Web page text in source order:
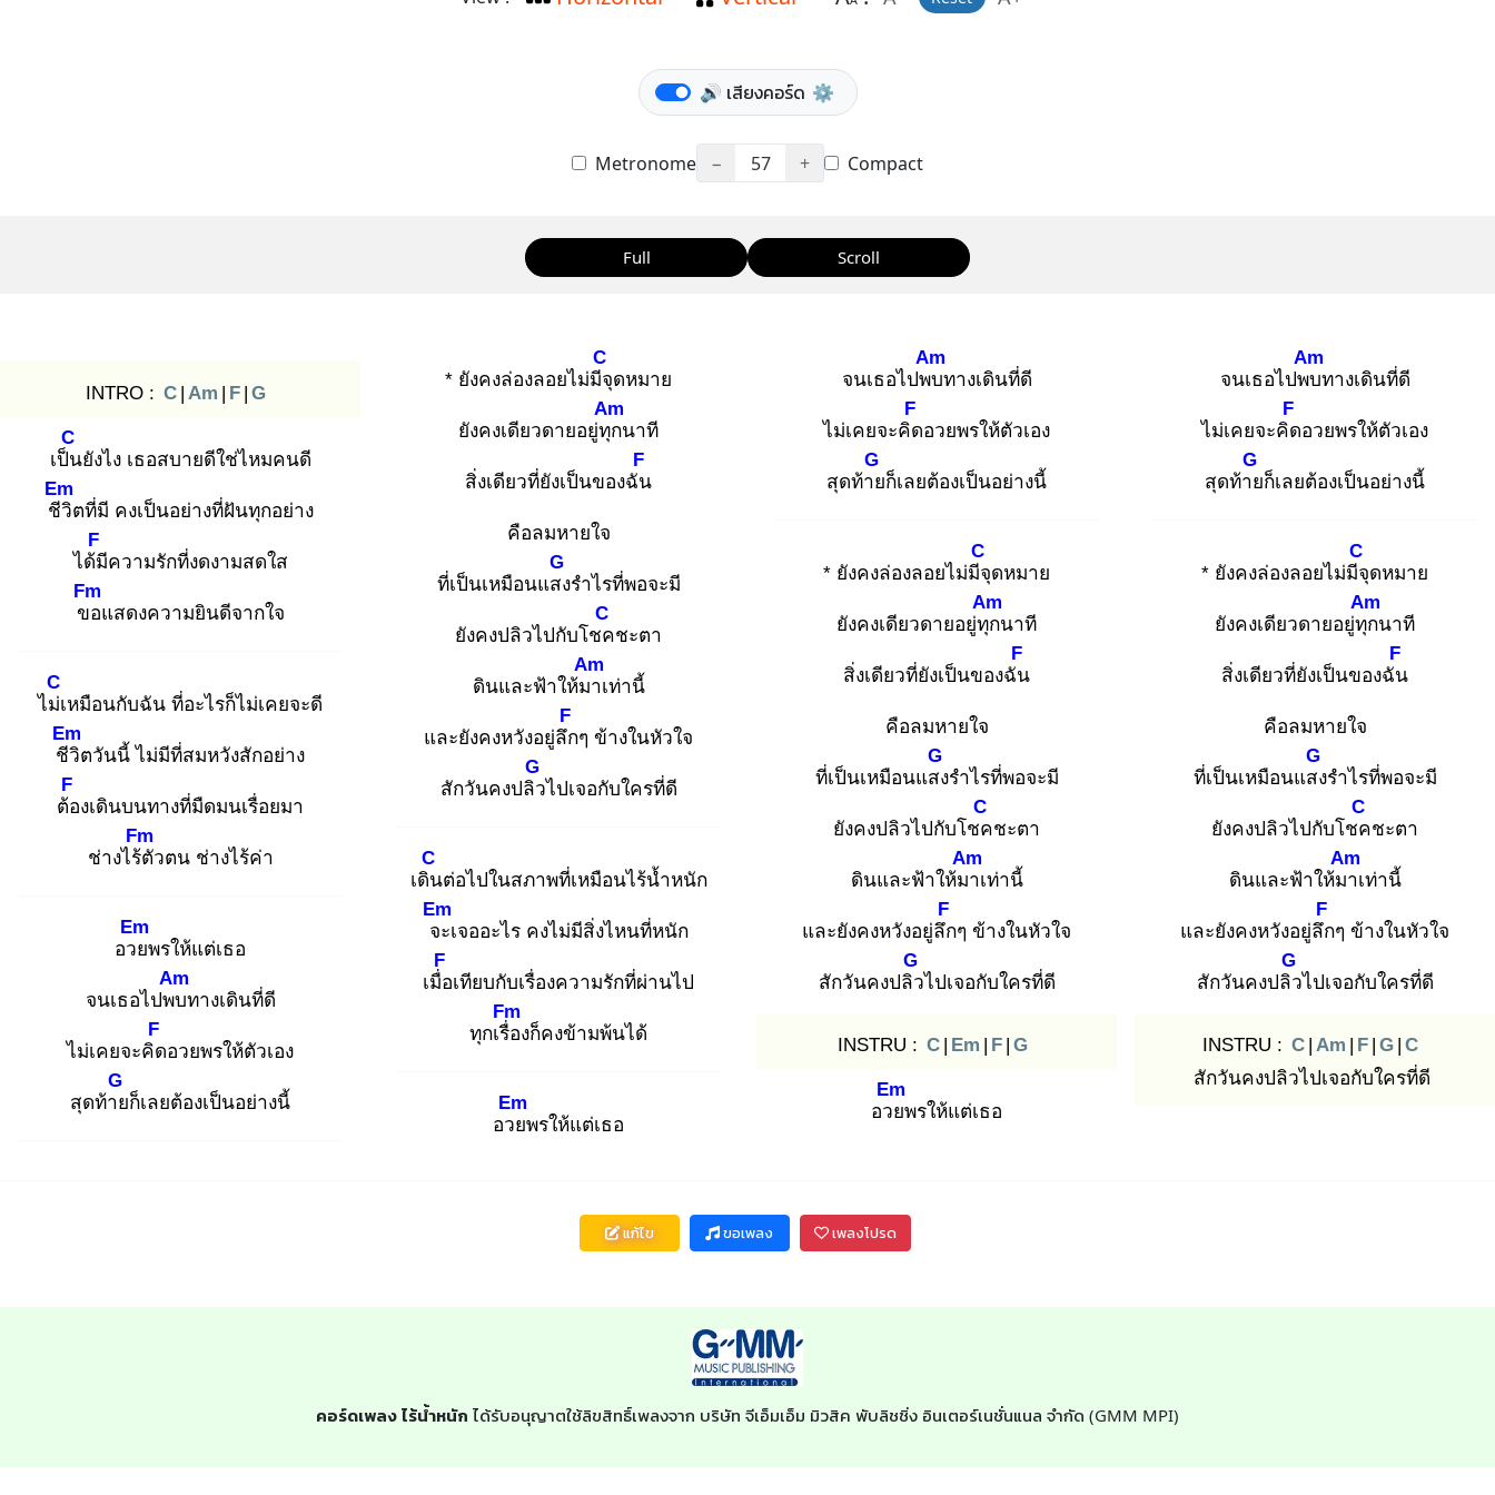
🔊 เสียงคอร์ด ⚙️
Metronome − 57 + Compact
Full Scroll
INTRO : C | Am | F | G
เป็น
C
ยังไง เธอสบายดีใช่ไหมคนดี
ชีวิ
Em
ตที่มี คงเป็นอย่างที่ฝันทุกอย่าง
ได้มี
F
ความรักที่งดงามสดใส
ขอ
Fm
แสดงความยินดีจากใจ
ไม่เ
C
หมือนกับฉัน ที่อะไรก็ไม่เคยจะดี
ชีวิ
Em
ตวันนี้ ไม่มีที่สมหวังสักอย่าง
ต้อ
F
งเดินบนทางที่มืดมนเรื่อยมา
ช่างไร้ตั
Fm
วตน ช่างไร้ค่า
อวย
Em
พรให้แต่เธอ
จนเธอไปพบ
Am
ทางเดินที่ดี
ไม่เคยจะคิด
F
อวยพรให้ตัวเอง
สุดท้าย
G
ก็เลยต้องเป็นอย่างนี้
* ยังคงล่องลอยไม่มีจุ
C
ดหมาย
ยังคงเดียวดายอยู่ทุก
Am
นาที
สิ่งเดียวที่ยังเป็นของฉัน
F
คือลมหายใจ
ที่เป็นเหมือนแสง
G
รำไรที่พอจะมี
ยังคงปลิวไปกับโชค
C
ชะตา
ดินและฟ้าให้มา
Am
เท่านี้
และยังคงหวังอยู่ลึก
F
ๆ ข้างในหัวใจ
สักวันคงปลิว
G
ไปเจอกับใครที่ดี
เดิน
C
ต่อไปในสภาพที่เหมือนไร้น้ำหนัก
จะ
Em
เจออะไร คงไม่มีสิ่งไหนที่หนัก
เมื่อ
F
เทียบกับเรื่องความรักที่ผ่านไป
ทุกเรื่อ
Fm
งก็คงข้ามพ้นได้
อวย
Em
พรให้แต่เธอ
จนเธอไปพบ
Am
ทางเดินที่ดี
ไม่เคยจะคิด
F
อวยพรให้ตัวเอง
สุดท้าย
G
ก็เลยต้องเป็นอย่างนี้
* ยังคงล่องลอยไม่มีจุ
C
ดหมาย
ยังคงเดียวดายอยู่ทุก
Am
นาที
สิ่งเดียวที่ยังเป็นของฉัน
F
คือลมหายใจ
ที่เป็นเหมือนแสง
G
รำไรที่พอจะมี
ยังคงปลิวไปกับโชค
C
ชะตา
ดินและฟ้าให้มา
Am
เท่านี้
และยังคงหวังอยู่ลึก
F
ๆ ข้างในหัวใจ
สักวันคงปลิว
G
ไปเจอกับใครที่ดี
INSTRU : C | Em | F | G
อวย
Em
พรให้แต่เธอ
จนเธอไปพบ
Am
ทางเดินที่ดี
ไม่เคยจะคิด
F
อวยพรให้ตัวเอง
สุดท้าย
G
ก็เลยต้องเป็นอย่างนี้
* ยังคงล่องลอยไม่มีจุ
C
ดหมาย
ยังคงเดียวดายอยู่ทุก
Am
นาที
สิ่งเดียวที่ยังเป็นของฉัน
F
คือลมหายใจ
ที่เป็นเหมือนแสง
G
รำไรที่พอจะมี
ยังคงปลิวไปกับโชค
C
ชะตา
ดินและฟ้าให้มา
Am
เท่านี้
และยังคงหวังอยู่ลึก
F
ๆ ข้างในหัวใจ
สักวันคงปลิว
G
ไปเจอกับใครที่ดี
INSTRU : C | Am | F | G | C
สักวันคงปลิวไปเจอกับใครที่ดี
แก้ไข ขอเพลง เพลงโปรด
คอร์ดเพลง ไร้น้ำหนัก ได้รับอนุญาตใช้ลิขสิทธิ์เพลงจาก บริษัท จีเอ็มเอ็ม มิวสิค พับลิชชิ่ง อินเตอร์เนชั่นแนล จำกัด (GMM MPI)